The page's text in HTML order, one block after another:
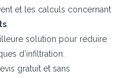
et les calculs concernant
solution pour réduire
d’infiltration.
gratuit et sans